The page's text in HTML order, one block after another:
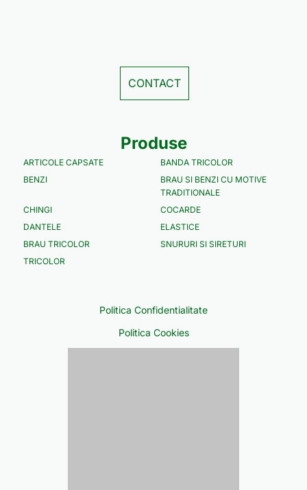
CONTACT
Produse
ARTICOLE CAPSATE
BANDA TRICOLOR
BENZI
BRAU SI BENZI CU MOTIVE
TRADITIONALE
CHINGI
COCARDE
DANTELE
ELASTICE
BRAU TRICOLOR
SNURURI SI SIRETURI
TRICOLOR
Politica Confidentialitate
Politica Cookies